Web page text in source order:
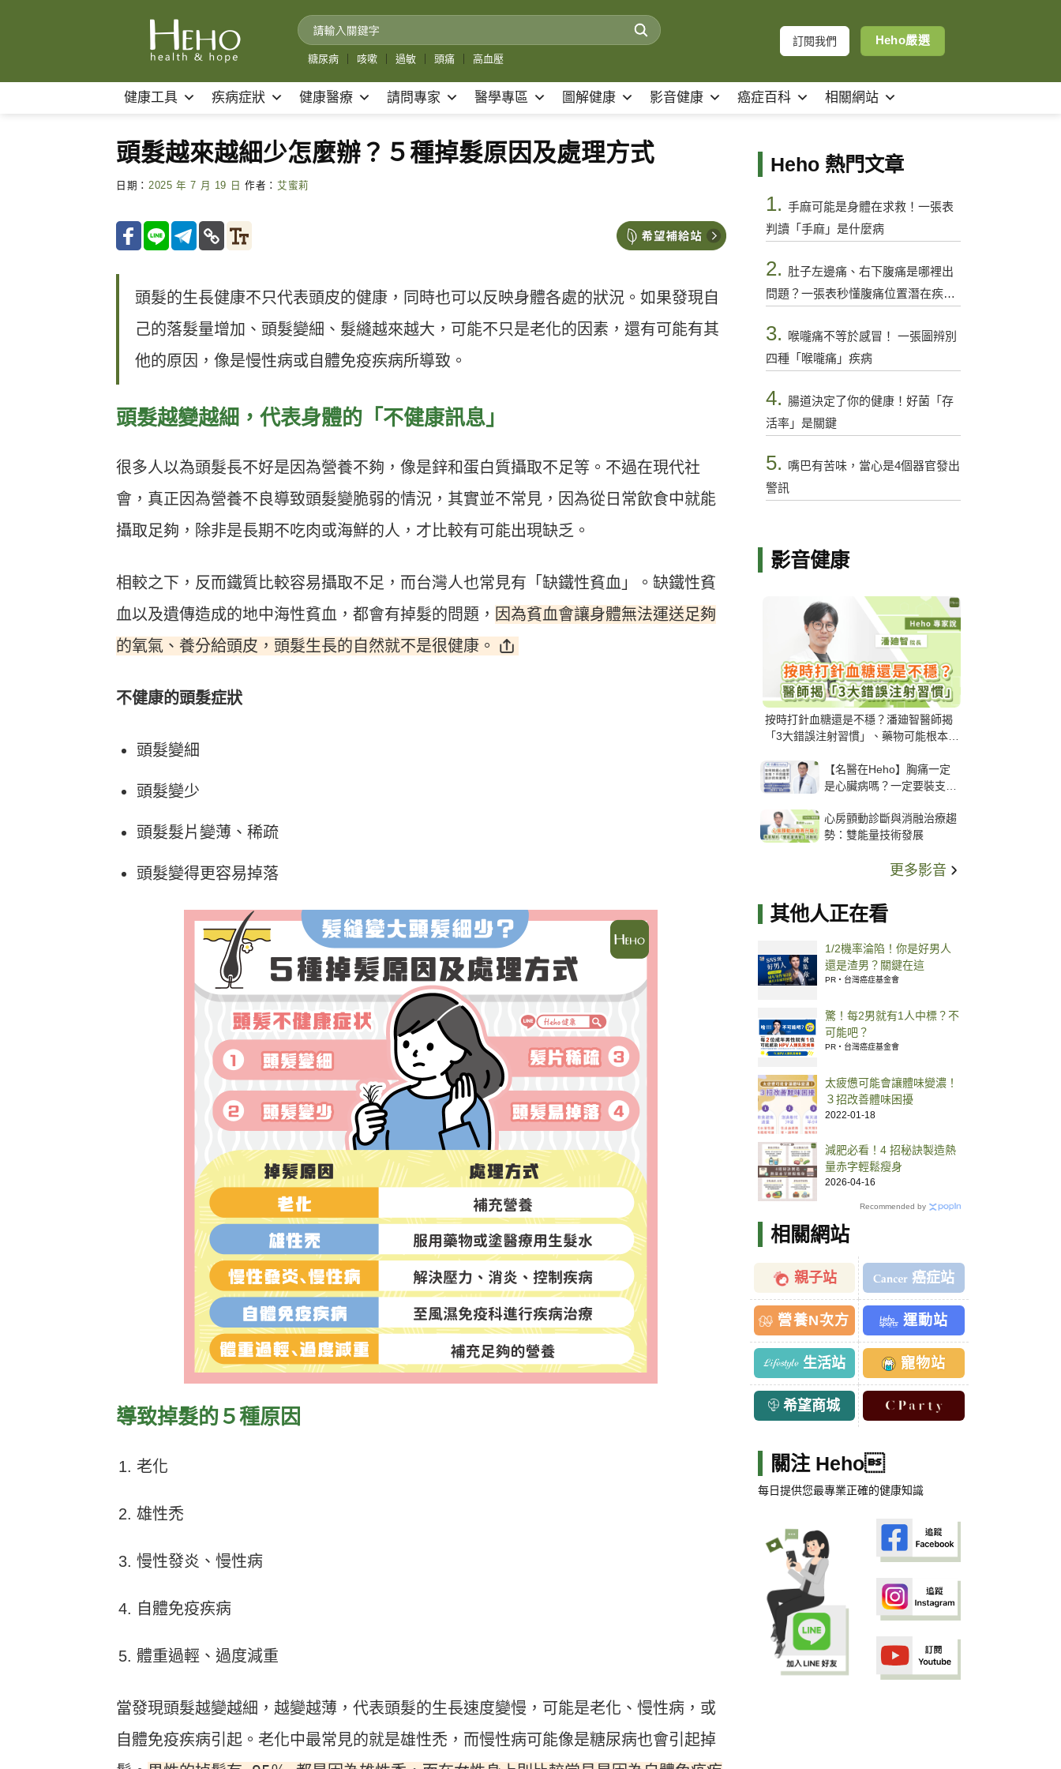
糖尿病 咳嗽 過敏 頭痛 高血壓
訂閱我們 Heho嚴選
健康工具 疾病症狀 健康醫療 請問專家 醫學專區 圖解健康 影音健康 癌症百科 相關網站
頭髮越來越細少怎麼辦？５種掉髮原因及處理方式
日期： 2025 年 7 月 19 日 作者： 艾蜜莉
頭髮的生長健康不只代表頭皮的健康，同時也可以反映身體各處的狀況。如果發現自
己的落髮量增加、頭髮變細、髮縫越來越大，可能不只是老化的因素，還有可能有其
他的原因，像是慢性病或自體免疫疾病所導致。
頭髮越變越細，代表身體的「不健康訊息」
很多人以為頭髮長不好是因為營養不夠，像是鋅和蛋白質攝取不足等。不過在現代社
會，真正因為營養不良導致頭髮變脆弱的情況，其實並不常見，因為從日常飲食中就能
攝取足夠，除非是長期不吃肉或海鮮的人，才比較有可能出現缺乏。
相較之下，反而鐵質比較容易攝取不足，而台灣人也常見有「缺鐵性貧血」。缺鐵性貧
血以及遺傳造成的地中海性貧血，都會有掉髮的問題， 因為貧血會讓身體無法運送足夠
的氧氣、養分給頭皮，頭髮生長的自然就不是很健康。
不健康的頭髮症狀
頭髮變細
頭髮變少
頭髮髮片變薄、稀疏
頭髮變得更容易掉落
導致掉髮的５種原因
老化
雄性禿
慢性發炎、慢性病
自體免疫疾病
體重過輕、過度減重
當發現頭髮越變越細，越變越薄，代表頭髮的生長速度變慢，可能是老化、慢性病，或
自體免疫疾病引起。老化中最常見的就是雄性禿，而慢性病可能像是糖尿病也會引起掉
Heho 熱門文章
1. 手麻可能是身體在求救！一張表
判讀「手麻」是什麼病
2. 肚子左邊痛、右下腹痛是哪裡出
問題？一張表秒懂腹痛位置潛在疾病
3.
喉嚨痛不等於感冒！ 一張圖辨別
四種「喉嚨痛」疾病
4. 腸道決定了你的健康！好菌「存
活率」是關鍵
5. 嘴巴有苦味，當心是4個器官發出
警訊
影音健康
按時打針血糖還是不穩？潘廸智醫師揭
「3大錯誤注射習慣」、藥物可能根本沒
【名醫在Heho】胸痛一定
是心臟病嗎？一定要裝支
解析支架種類、風險與選擇
關鍵
心房顫動診斷與消融治療趨
勢：雙能量技術發展
更多影音
其他人正在看
1/2機率淪陷！你是好男人
還是渣男？關鍵在這
PR・台灣癌症基金會
驚！每2男就有1人中標？不
可能吧？
PR・台灣癌症基金會
太疲憊可能會讓體味變濃！
３招改善體味困擾
2022-01-18
減肥必看！4 招秘訣製造熱
量赤字輕鬆瘦身
2026-04-16
Recommended by
相關網站
親子站 癌症站
營養N次方 運動站
生活站 寵物站
希望商城
關注 Heho
每日提供您最專業正確的健康知識